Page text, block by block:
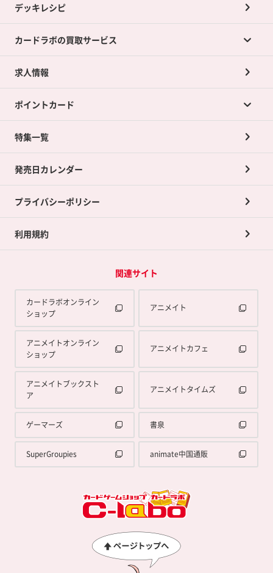
デッキレシピ
カードラボの買取サービス
カードラボの買取サービスTOP
店舗買取について
ネット買取について
買取承諾書について
求人情報
ポイントカード
ポイントカードTOP
ポイント交換景品
特集一覧
発売日カレンダー
プライバシーポリシー
利用規約
関連サイト
カードラボオンライン
ショップ
アニメイト
アニメイトオンライン
ショップ
アニメイトカフェ
アニメイトブックスト
ア
アニメイトタイムズ
ゲーマーズ 書泉
SuperGroupies animate中国通販